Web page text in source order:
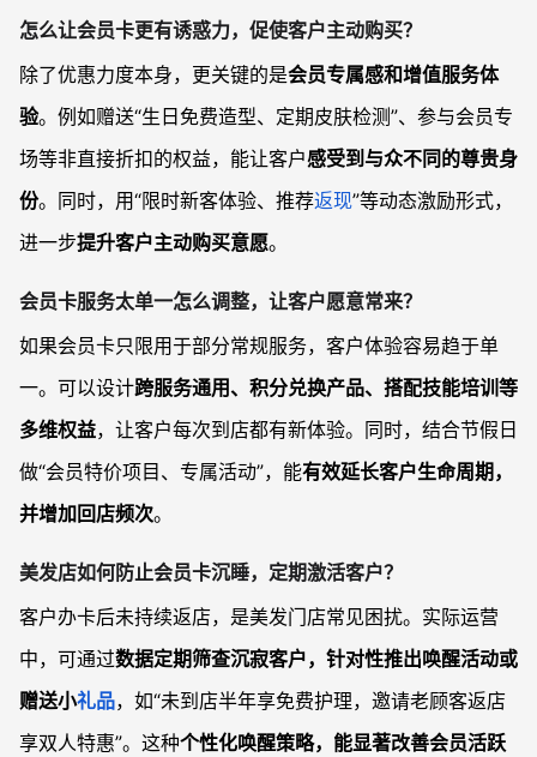
怎么让会员卡更有诱惑力，促使客户主动购买？
除了优惠力度本身，更关键的是会员专属感和增值服务体
验。例如赠送“生日免费造型、定期皮肤检测”、参与会员专
场等非直接折扣的权益，能让客户感受到与众不同的尊贵身
份。同时，用“限时新客体验、推荐返现”等动态激励形式，
进一步提升客户主动购买意愿。
会员卡服务太单一怎么调整，让客户愿意常来？
如果会员卡只限用于部分常规服务，客户体验容易趋于单
一。可以设计跨服务通用、积分兑换产品、搭配技能培训等
多维权益，让客户每次到店都有新体验。同时，结合节假日
做“会员特价项目、专属活动”，能有效延长客户生命周期，
并增加回店频次。
美发店如何防止会员卡沉睡，定期激活客户？
客户办卡后未持续返店，是美发门店常见困扰。实际运营
中，可通过数据定期筛查沉寂客户，针对性推出唤醒活动或
赠送小礼品，如“未到店半年享免费护理，邀请老顾客返店
享双人特惠”。这种个性化唤醒策略，能显著改善会员活跃